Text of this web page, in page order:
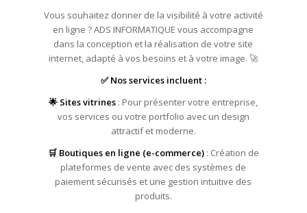
Vous souhaitez donner de la visibilité à votre activité
en ligne ? ADS INFORMATIQUE vous accompagne
dans la conception et la réalisation de votre site
internet, adapté à vos besoins et à votre image. 🚀
✅ Nos services incluent :
🌟 Sites vitrines : Pour présenter votre entreprise,
vos services ou votre portfolio avec un design
attractif et moderne.
🛒 Boutiques en ligne (e-commerce): Création de
plateformes de vente avec des systèmes de
paiement sécurisés et une gestion intuitive des
produits.